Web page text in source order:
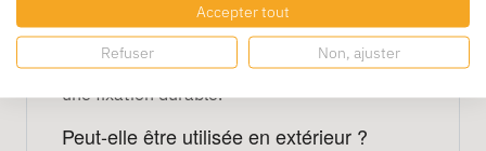
Est-elle résistante ?
Oui, le plastique utilisé est robuste et assure
une fixation durable.
Peut-elle être utilisée en extérieur ?
Accepter tout
Refuser Non, ajuster